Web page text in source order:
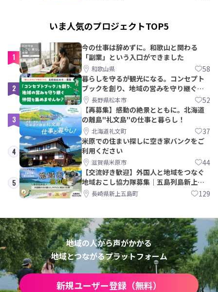
いま人気のプロジェクトTOP5
1
今の仕事は辞めずに。和歌山と関わる
「副業」という入口ができました
和歌山県 58
2
暮らしを守るが観光になる。コンセプト
ブックを創り、地域の営みを守り継ぐ仲
間を集めませんか？
長野県松本市 52
3
【再募集】感動の絶景とともに。北海道
の離島"礼文島"の仕事と暮らし！
北海道礼文町 37
4
米原での住まい探しに空き家バンクをご
利用ください
滋賀県米原市 44
5
【交流好き歓迎】外国人と地域をつなぐ
地域おこし協力隊募集｜五島列島新上五
島町長崎県新上五島町 129
地域の人から声がかかる
地域とつながるプラットフォーム
新規ユーザー登録（無料）